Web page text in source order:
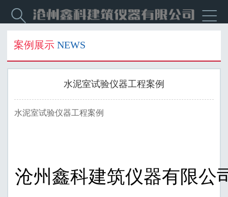


案例展示 NEWS
水泥室试验仪器工程案例
水泥室试验仪器工程案例
沧州鑫科建筑仪器有限公